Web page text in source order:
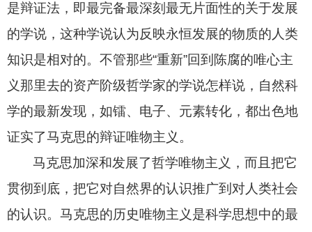
是辩证法，即最完备最深刻最无片面性的关于发展
的学说，这种学说认为反映永恒发展的物质的人类
知识是相对的。不管那些“重新”回到陈腐的唯心主
义那里去的资产阶级哲学家的学说怎样说，自然科
学的最新发现，如镭、电子、元素转化，都出色地
证实了马克思的辩证唯物主义。
马克思加深和发展了哲学唯物主义，而且把它
贯彻到底，把它对自然界的认识推广到对人类社会
的认识。马克思的历史唯物主义是科学思想中的最